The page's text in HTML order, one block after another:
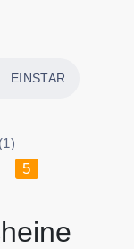
EINSTAR
5